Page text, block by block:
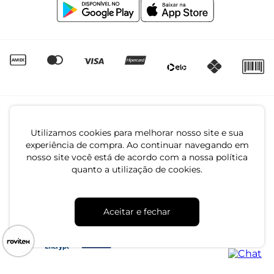
Utilizamos cookies para melhorar nosso site e sua
experiência de compra. Ao continuar navegando em
nosso site você está de acordo com a nossa política
quanto a utilização de cookies.
Aceitar e fechar
Igualdade Salarial
CNPJ: 79.233.672/0001-05
Av. Maria Marangoni, 391 - 89129-080 - Luiz Alves - SC